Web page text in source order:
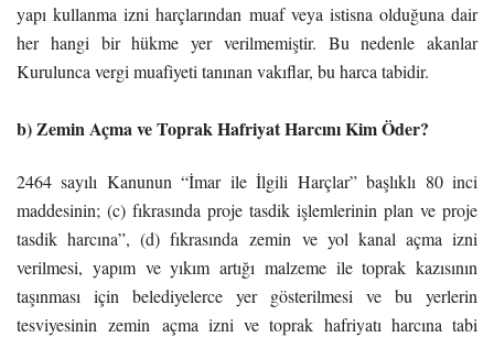
yapı kullanma izni harçlarından muaf veya istisna olduğuna dair
her hangi bir hükme yer verilmemiştir. Bu nedenle akanlar
Kurulunca vergi muafiyeti tanınan vakıflar, bu harca tabidir.
b) Zemin Açma ve Toprak Hafriyat Harcını Kim Öder?
2464 sayılı Kanunun “İmar ile İlgili Harçlar” başlıklı 80 inci
maddesinin; (c) fıkrasında proje tasdik işlemlerinin plan ve proje
tasdik harcına”, (d) fıkrasındazemin ve yol kanal açma izni
verilmesi, yapım ve yıkım artığı malzeme ile toprak kazısının
taşınması için belediyelerce yer gösterilmesi ve bu yerlerin
tesviyesininzemin açma izni ve toprak hafriyatı harcına tabi